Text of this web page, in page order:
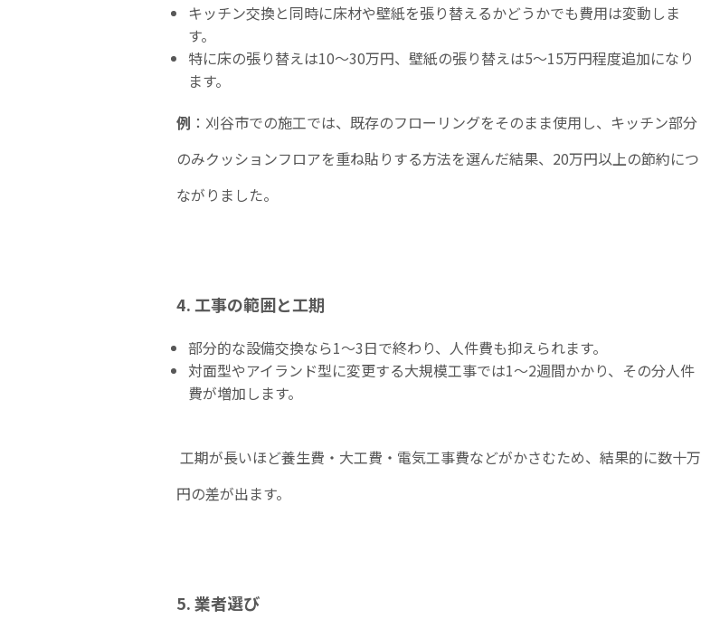
キッチン交換と同時に床材や壁紙を張り替えるかどうかでも費用は変動しま
す。
特に床の張り替えは10〜30万円、壁紙の張り替えは5〜15万円程度追加になり
ます。
例 ：刈谷市での施工では、既存のフローリングをそのまま使用し、キッチン部分
のみクッションフロアを重ね貼りする方法を選んだ結果、20万円以上の節約につ
ながりました。
4. 工事の範囲と工期
部分的な設備交換なら1〜3日で終わり、人件費も抑えられます。
対面型やアイランド型に変更する大規模工事では1〜2週間かかり、その分人件
費が増加します。
工期が長いほど養生費・大工費・電気工事費などがかさむため、結果的に数十万
円の差が出ます。
5. 業者選び